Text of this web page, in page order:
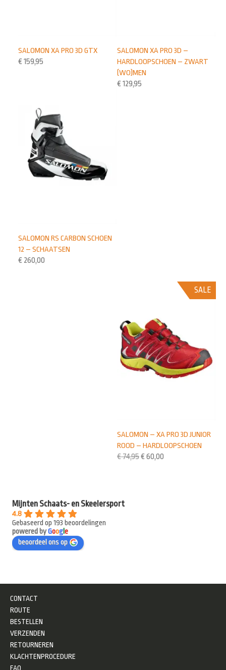
SALOMON XA PRO 3D –
HARDLOOPSCHOEN – ZWART
(WO)MEN
€ 129,95
SALOMON XA PRO 3D GTX
€ 159,95
SALOMON RS CARBON SCHOEN
12 – SCHAATSEN
€ 260,00
SALE
SALOMON – XA PRO 3D JUNIOR
ROOD – HARDLOOPSCHOEN
€74,95€ 60,00
Mijnten Schaats- en Skeelersport
4.8
Gebaseerd op 193 beoordelingen
powered byGooge
beoordeel ons op
CONTACT
ROUTE
BESTELLEN
VERZENDEN
RETOURNEREN
KLACHTENPROCEDURE
FAQ